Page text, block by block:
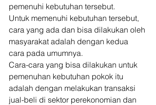
pemenuhi kebutuhan tersebut.
Untuk memenuhi kebutuhan tersebut,
cara yang ada dan bisa dilakukan oleh
masyarakat adalah dengan kedua
cara pada umumnya.
Cara-cara yang bisa dilakukan untuk
pemenuhan kebutuhan pokok itu
adalah dengan melakukan transaksi
jual-beli di sektor perekonomian dan